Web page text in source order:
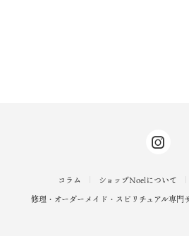
コラム ショップNoelについて
修理・オーダーメイド・スピリチュアル専門